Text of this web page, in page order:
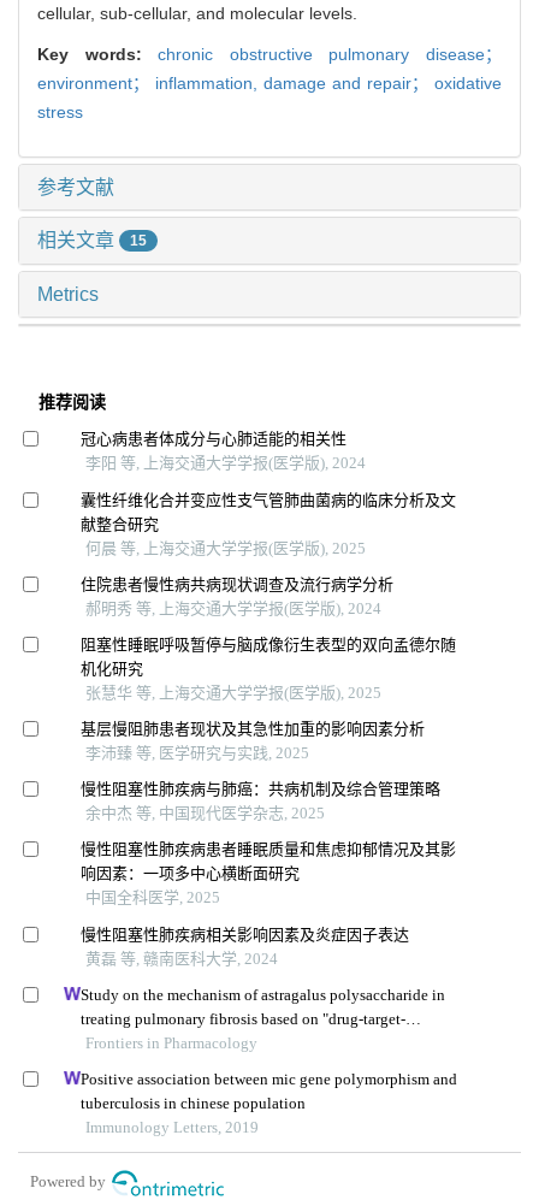
cellular, sub-cellular, and molecular levels.
Key words:chronic obstructive pulmonary disease；
environment； inflammation, damage and repair； oxidative
stress
参考文献
相关文章 15
Metrics
推荐阅读
冠心病患者体成分与心肺适能的相关性
李阳 等, 上海交通大学学报(医学版), 2024
囊性纤维化合并变应性支气管肺曲菌病的临床分析及文
献整合研究
何晨 等, 上海交通大学学报(医学版), 2025
住院患者慢性病共病现状调查及流行病学分析
郝明秀 等, 上海交通大学学报(医学版), 2024
阻塞性睡眠呼吸暂停与脑成像衍生表型的双向孟德尔随
机化研究
张慧华 等, 上海交通大学学报(医学版), 2025
基层慢阻肺患者现状及其急性加重的影响因素分析
李沛臻 等, 医学研究与实践, 2025
慢性阻塞性肺疾病与肺癌：共病机制及综合管理策略
余中杰 等, 中国现代医学杂志, 2025
慢性阻塞性肺疾病患者睡眠质量和焦虑抑郁情况及其影
响因素：一项多中心横断面研究
中国全科医学, 2025
慢性阻塞性肺疾病相关影响因素及炎症因子表达
黄磊 等, 赣南医科大学, 2024
Study on the mechanism of astragalus polysaccharide in
treating pulmonary fibrosis based on "drug-target-
pathway" network
Frontiers in Pharmacology
Positive association between mic gene polymorphism and
tuberculosis in chinese population
Immunology Letters, 2019
Powered by